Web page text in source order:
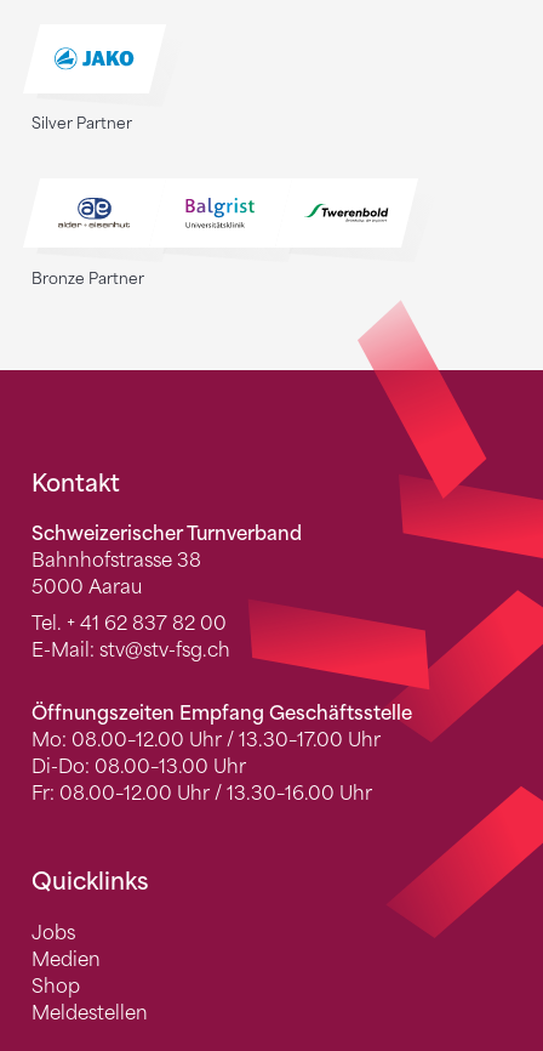
Silver Partner
Bronze Partner
Fusszeile
Kontakt
Schweizerischer Turnverband
Bahnhofstrasse 38
5000 Aarau
Tel. + 41 62 837 82 00
E-Mail: stv@stv-fsg.ch
Öffnungszeiten Empfang Geschäftsstelle
Mo: 08.00–12.00 Uhr / 13.30–17.00 Uhr
Di-Do: 08.00–13.00 Uhr
Fr: 08.00–12.00 Uhr / 13.30–16.00 Uhr
Quicklinks
Jobs
Medien
Shop
Meldestellen